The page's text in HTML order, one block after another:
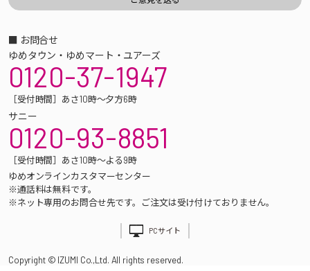
■ お問合せ
ゆめタウン・ゆめマート・ユアーズ
0120-37-1947
［受付時間］あさ10時～夕方6時
サニー
0120-93-8851
［受付時間］あさ10時～よる9時
ゆめオンラインカスタマーセンター
※通話料は無料です。
※ネット専用のお問合せ先です。ご注文は受け付けておりません。
PCサイト
Copyright © IZUMI Co.,Ltd. All rights reserved.